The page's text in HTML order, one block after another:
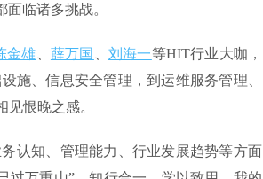
临诸多挑战。
金雄 薛万国 刘海一等HIT行业大咖，
施、信息安全管理，到运维服务管理、
恨晚之感。
认知、管理能力、行业发展趋势等方面